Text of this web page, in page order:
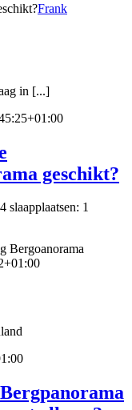
Frank
in [...]
geschikt?
slaapplaatsen: 1
Bergoanorama